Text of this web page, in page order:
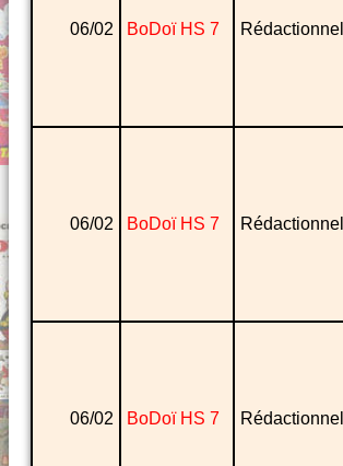
06/02 BoDoï HS 7 Rédactionnel
06/02 BoDoï HS 7 Rédactionnel
06/02 BoDoï HS 7 Rédactionnel